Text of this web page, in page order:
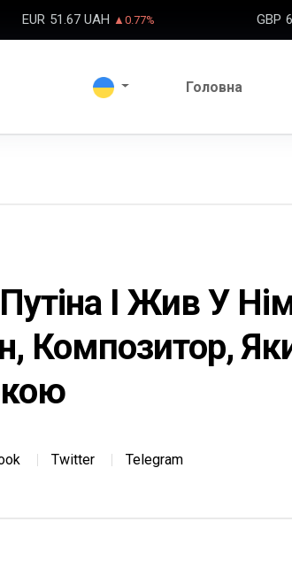
EUR 51.67 UAH ▲0.77% GBP
Головна
І Жив У
Композитор,
Twitter Telegram